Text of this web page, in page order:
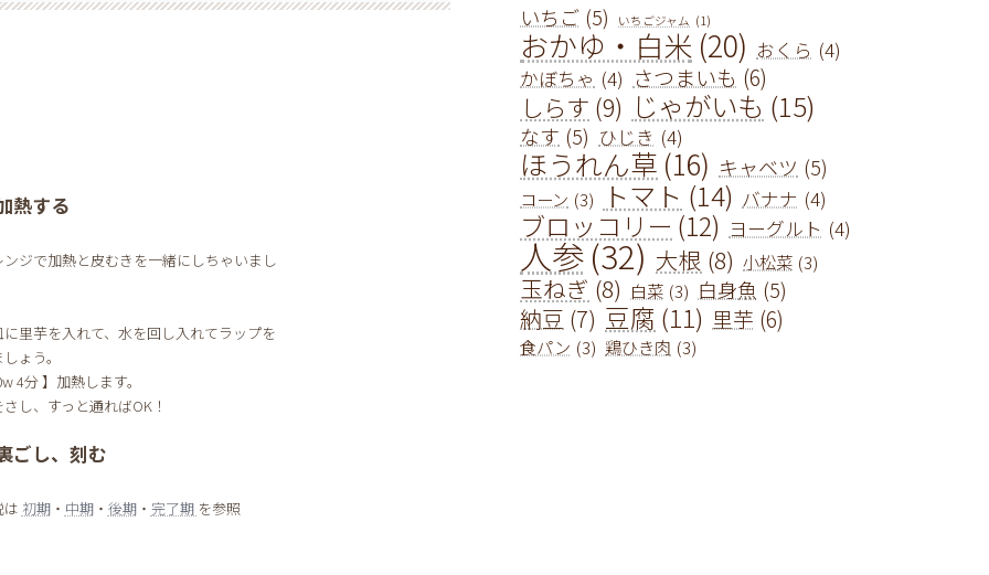
熱する
ンジで加熱と皮むきを一緒にしちゃいまし
里芋を入れて、水を回し入れてラップを
ょう。
4分 】加熱します。
し、すっと通ればOK！
ごし、刻む
初期・ 中期・ 後期・ 完了期 を参照
いちご (5) いちごジャム (1)
おかゆ・白米 (20) おくら (4)
かぼちゃ (4) さつまいも (6)
しらす (9) じゃがいも (15)
なす (5) ひじき (4)
ほうれん草 (16) キャベツ (5)
コーン (3) トマト (14) バナナ (4)
ブロッコリー (12) ヨーグルト (4)
人参(32) 大根 (8) 小松菜 (3)
玉ねぎ (8) 白菜 (3) 白身魚 (5)
納豆 (7) 豆腐 (11) 里芋 (6)
食パン (3) 鶏ひき肉 (3)